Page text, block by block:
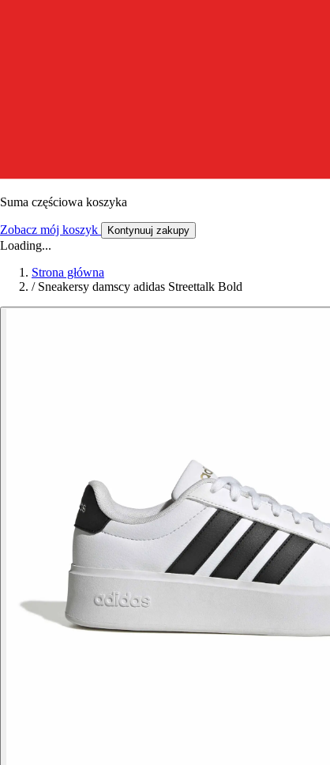
Suma częściowa koszyka
Zobacz mój koszyk Kontynuuj zakupy
Loading...
Strona główna
/ Sneakersy damscy adidas Streettalk Bold